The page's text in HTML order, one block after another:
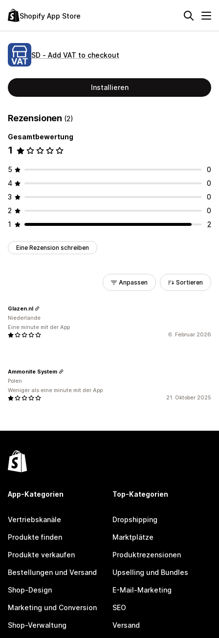
Shopify App Store
SD ‑ Add VAT to checkout
Installieren
Rezensionen (2)
Gesamtbewertung
1
5
0
4
0
3
0
2
0
1
2
Eine Rezension schreiben
Anpassen Sortieren
6. Februar 2026
Glazen.nl
Niederlande
Eine minute mit der App
21. Oktober 2025
Ammonite System
Polen
Weniger als eine minute mit der App
App-Kategorien
Vertriebskanäle
Produkte finden
Produkte verkaufen
Bestellungen und Versand
Shop-Design
Marketing und Conversion
Shop-Verwaltung
Top-Kategorien
Dropshipping
Marktplätze
Produktrezensionen
Upselling und Bundles
E-Mail-Marketing
SEO
Versand